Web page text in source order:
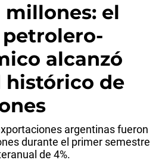
millones: el
alcanzó
histórico de
argentinas fueron
durante el primer semestre
de 4%.